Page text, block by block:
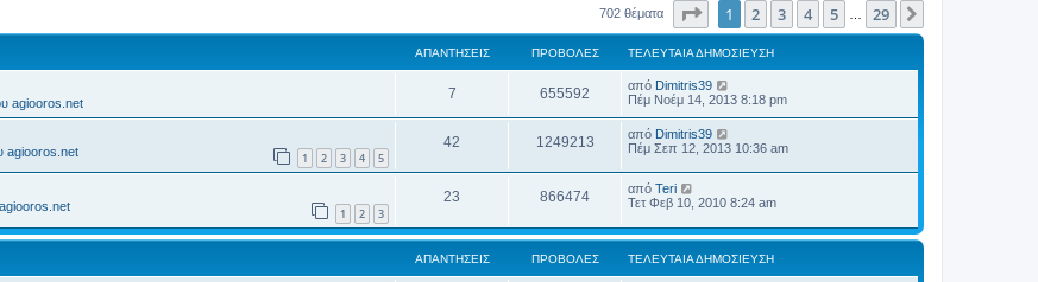
702 θέματα Σελίδα1 από 29
1 2 3 4 5 29
ΑΠΑΝΤΉΣΕΙΣ ΠΡΟΒΟΛΈΣ ΤΕΛΕΥΤΑΊΑ ΔΗΜΟΣΊΕΥΣΗ
agiooros.net
7 655592 από Dimitris39
Πέμ Νοέμ 14, 2013 8:18 pm
agiooros.net 1 2 3 4 5
42 1249213 από Dimitris39
Πέμ Σεπ 12, 2013 10:36 am
1 2 3
23 866474 από Teri
Τετ Φεβ 10, 2010 8:24 am
ΑΠΑΝΤΉΣΕΙΣ ΠΡΟΒΟΛΈΣ ΤΕΛΕΥΤΑΊΑ ΔΗΜΟΣΊΕΥΣΗ